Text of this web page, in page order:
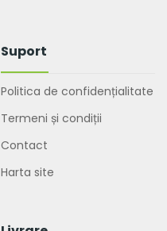
Suport
Politica de confidențialitate
Termeni și condiții
Contact
Harta site